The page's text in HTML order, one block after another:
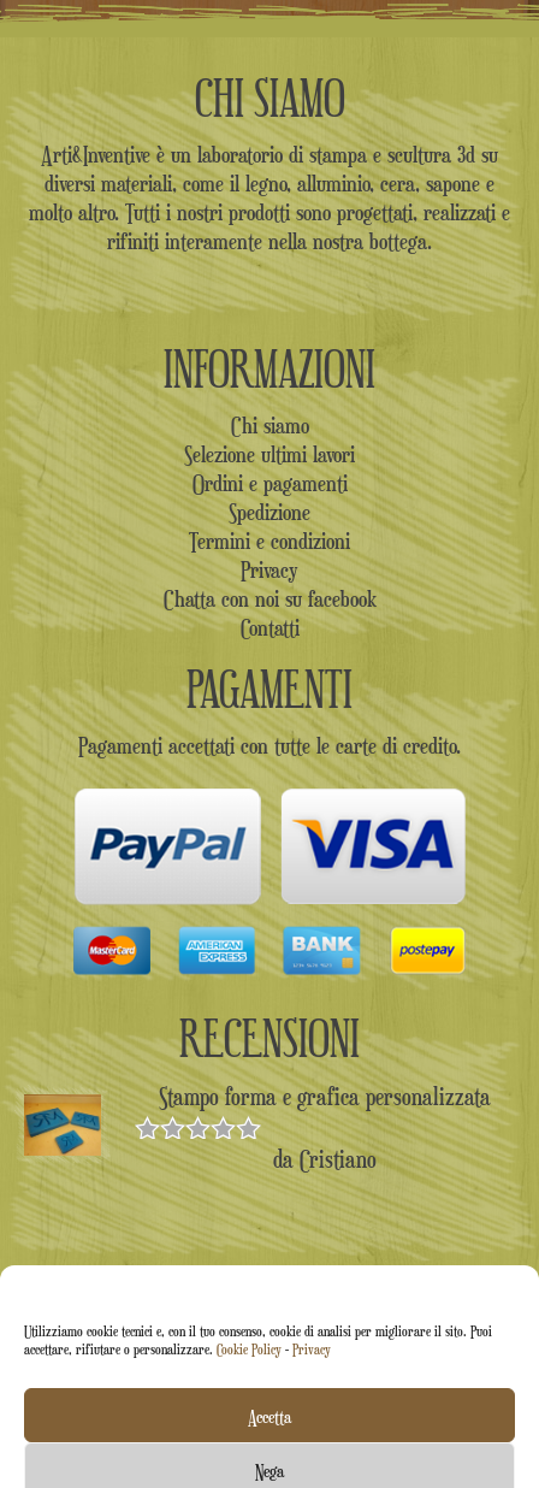
Utilizziamo cookie tecnici e, con il tuo consenso, cookie di analisi per migliorare il sito. Puoi
accettare, rifiutare o personalizzare. Cookie Policy - Privacy
Accetta
Nega
CHI SIAMO
Arti&Inventive è un laboratorio di stampa e scultura 3d su
diversi materiali, come il legno, alluminio, cera, sapone e
molto altro. Tutti i nostri prodotti sono progettati, realizzati e
rifiniti interamente nella nostra bottega.
INFORMAZIONI
Chi siamo
Selezione ultimi lavori
Ordini e pagamenti
Spedizione
Termini e condizioni
Privacy
Chatta con noi su facebook
Contatti
PAGAMENTI
Pagamenti accettati con tutte le carte di credito.
RECENSIONI
Stampo forma e grafica personalizzata
Valutato5
su 5
da Cristiano
Arti&Inventive ® 2005-2026 | P.iva 05070120877 |